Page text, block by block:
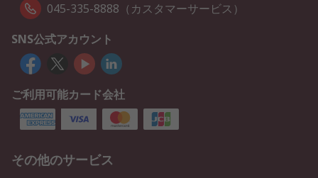
045-335-8888（カスタマーサービス）
SNS公式アカウント
ご利用可能カード会社
その他のサービス